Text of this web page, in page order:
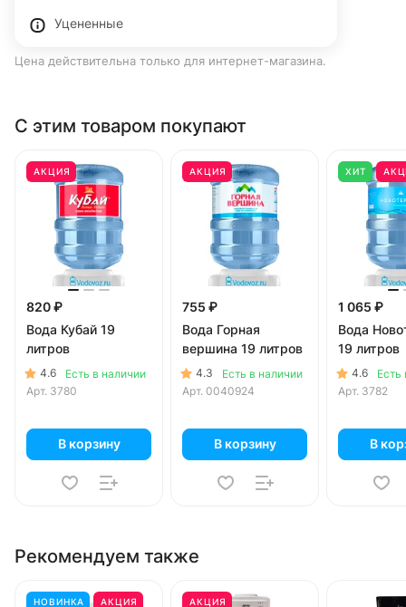
Уцененные
Цена действительна только для интернет-магазина.
С этим товаром покупают
АКЦИЯ
820 ₽
Вода Кубай 19
литров
4.6
Есть в наличии
Арт. 3780
В корзину
АКЦИЯ
755 ₽
Вода Горная
вершина 19 литров
4.3
Есть в наличии
Арт. 0040924
В корзину
ХИТ
1 065 ₽
Вода
19 литров
4.6
Есть
Арт. 3782
В
Рекомендуем также
НОВИНКА АКЦИЯ АКЦИЯ